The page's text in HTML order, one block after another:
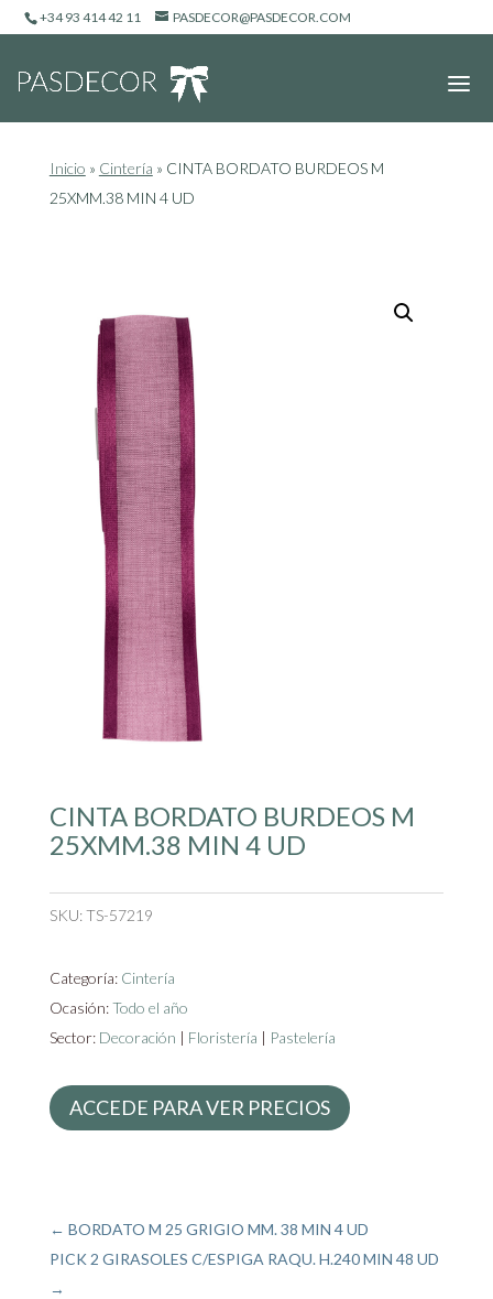
+34 93 414 42 11 PASDECOR@PASDECOR.COM
Inicio » Cintería » CINTA BORDATO BURDEOS M
25XMM.38 MIN 4 UD
CINTA BORDATO BURDEOS M
25XMM.38 MIN 4 UD
SKU:TS-57219
Categoría: Cintería
Ocasión:Todo el año
Sector: Decoración | Floristería | Pastelería
ACCEDE PARA VER PRECIOS
← BORDATO M 25 GRIGIO MM. 38 MIN 4 UD
PICK 2 GIRASOLES C/ESPIGA RAQU. H.240 MIN 48 UD
→